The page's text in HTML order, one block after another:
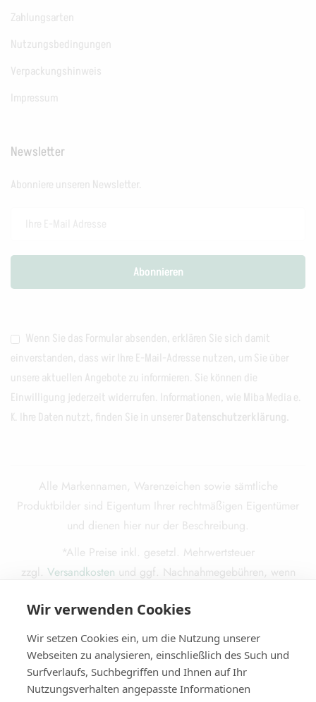
Zahlungsarten
Nutzungsbedingungen
Verpackungshinweis
Impressum
Newsletter
Abonniere unseren Newsletter.
Wenn Sie das Formular absenden, erklären Sie sich damit
einverstanden, dass wir Ihre E-Mail-Adresse nutzen, um Sie über
unsere aktuellen Angebote zu informieren. Sie können die
Einwilligung jederzeit widerrufen. Informationen, wie Miba Media e.
K. Ihre Daten nutzt, finden Sie in unsererDatenschutzerklärung.
Alle Markennamen, Warenzeichen sowie sämtliche
Produktbilder sind Eigentum Ihrer rechtmäßigen Eigentümer
und dienen hier nur der Beschreibung.
*Alle Preise inkl. gesetzl. Mehrwertsteuer
zzgl. Versandkosten und ggf. Nachnahmegebühren, wenn
Die durchgestrichenen Preise entsprechen dem ursprünglichen
Preis.
© 2025Miba Media e. K.. Alle Rechte vorbehalten.
Wir verwenden Cookies
Wir setzen Cookies ein, um die Nutzung unserer
Webseiten zu analysieren, einschließlich des Such und
Surfverlaufs, Suchbegriffen und Ihnen auf Ihr
Nutzungsverhalten angepasste Informationen